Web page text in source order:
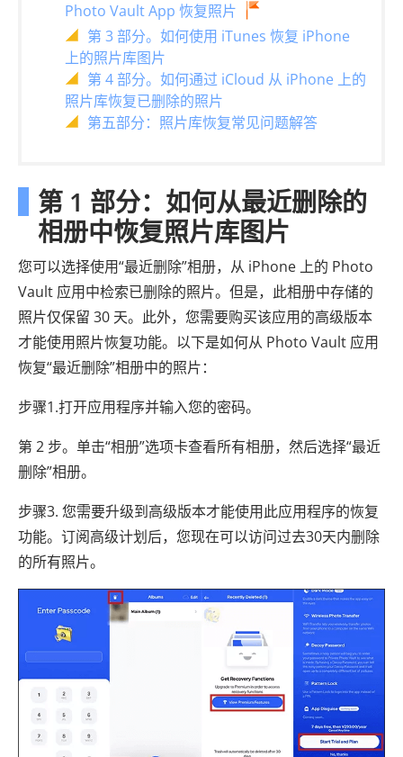
Photo Vault App 恢复照片
第 3 部分。如何使用 iTunes 恢复 iPhone
上的照片库图片
第 4 部分。如何通过 iCloud 从 iPhone 上的
照片库恢复已删除的照片
第五部分：照片库恢复常见问题解答
第 1 部分：如何从最近删除的
相册中恢复照片库图片
您可以选择使用“最近删除”相册，从 iPhone 上的 Photo
Vault 应用中检索已删除的照片。但是，此相册中存储的
照片仅保留 30 天。此外，您需要购买该应用的高级版本
才能使用照片恢复功能。以下是如何从 Photo Vault 应用
恢复“最近删除”相册中的照片：
步骤1.打开应用程序并输入您的密码。
第 2 步。单击“相册”选项卡查看所有相册，然后选择“最近
删除”相册。
步骤3. 您需要升级到高级版本才能使用此应用程序的恢复
功能。订阅高级计划后，您现在可以访问过去30天内删除
的所有照片。